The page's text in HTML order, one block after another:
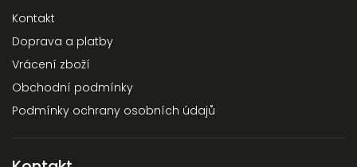
Kontakt
Doprava a platby
Vrácení zboží
Obchodní podmínky
Podmínky ochrany osobních údajů